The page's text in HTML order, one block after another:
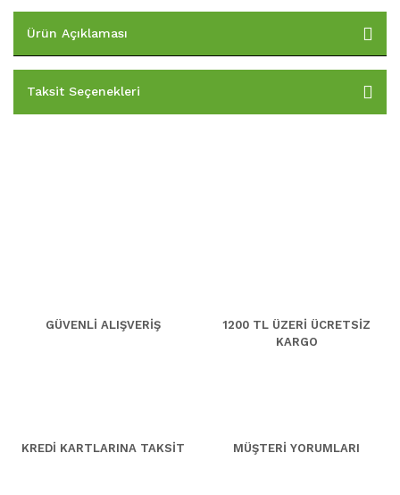
Ürün Açıklaması
Taksit Seçenekleri
GÜVENLİ ALIŞVERİŞ
1200 TL ÜZERİ ÜCRETSİZ
KARGO
KREDİ KARTLARINA TAKSİT MÜŞTERİ YORUMLARI